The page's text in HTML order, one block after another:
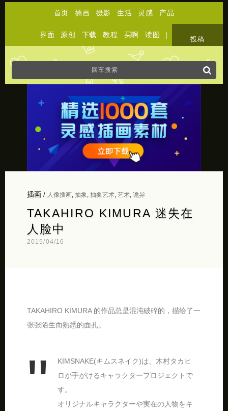
首页 插画 摄影 生活 灵感 产品
界面 原创 下载 教程 买啊 读图 |
投稿
插画/ 人像插画, 抽象 抽象艺术, 艺术, 诡异
TAKAHIRO KIMURA 迷失在
人脸中
2015/04/16
TAKAHIRO KIMURA 的作品总是混沌破碎的，描绘了一
张张陌生而熟悉的面孔。
KIMSNAKE(キムスネイク)は、木村タカヒ
ロが手がけるキャラクタープロジェクトで
す。
オリジナルキャラクターや実在の人物をキ